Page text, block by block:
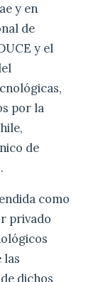
y en
de
y el
por la
de
como
privado
las
dichos